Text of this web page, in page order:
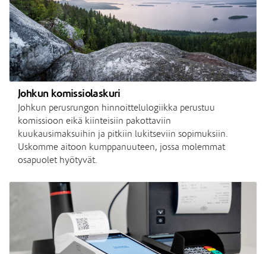
Johkun komissiolaskuri
Johkun perusrungon hinnoittelulogiikka perustuu
komissioon eikä kiinteisiin pakottaviin
kuukausimaksuihin ja pitkiin lukitseviin sopimuksiin.
Uskomme aitoon kumppanuuteen, jossa molemmat
osapuolet hyötyvät.